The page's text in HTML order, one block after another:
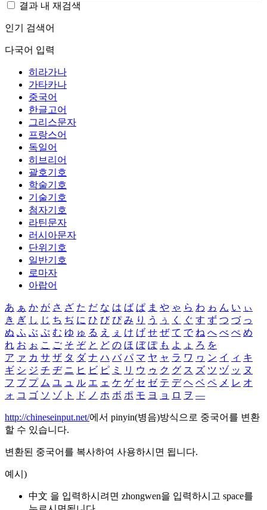
결과 내 재검색
인기 검색어
다국어 입력
히라가나
가타카나
중국어
한글고어
그리스문자
프랑스어
독일어
히브리어
괄호기호
학술기호
기술기호
첨자기호
라틴문자
러시아문자
단위기호
일반기호
로마자
아랍어
あ ぁ か が さ ざ た だ な は ば ぱ ま や ゃ ら わ ゎ ん い ぃ
き ぎ し じ ち ぢ に ひ び ぴ み り う ぅ く ぐ す ず つ づ っ
ぬ ふ ぶ ぷ む ゆ ゅ る え ぇ け げ せ ぜ て で ね へ べ ぺ め
れ お ぉ こ ご そ ぞ と ど の ほ ぼ ぽ も よ ょ ろ を
ア ァ カ サ ザ タ ダ ナ ハ バ パ マ ヤ ャ ラ ワ ヮ ン イ ィ キ
ギ シ ジ チ ヂ ニ ヒ ビ ピ ミ リ ウ ゥ ク グ ス ズ ツ ヅ ッ ヌ
フ ブ プ ム ユ ュ ル エ ェ ケ ゲ セ ゼ テ デ ヘ ベ ペ メ レ オ
ォ コ ゴ ソ ゾ ト ド ノ ホ ボ ポ モ ヨ ョ ロ ヲ ―
http://chineseinput.net/에서 pinyin(병음)방식으로 중국어를 변환
할 수 있습니다.
변환된 중국어를 복사하여 사용하시면 됩니다.
예시)
中文 을 입력하시려면 zhongwen을 입력하시고 space를